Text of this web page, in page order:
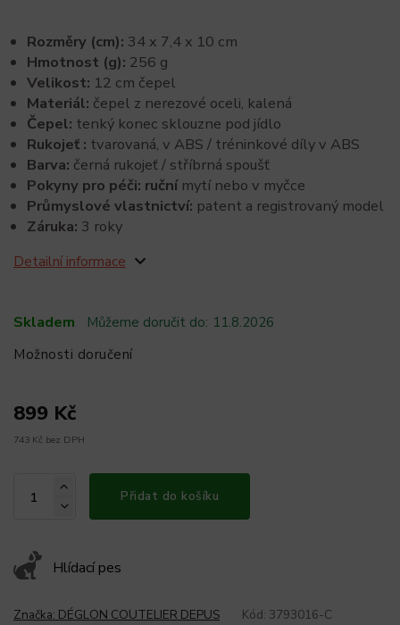
Skladem Můžeme doručit do: 11.8.2026
Možnosti doručení
899 Kč
743 Kč bez DPH
Přidat do košíku
Hlídací pes
Rozměry (cm): 34 x 7,4 x 10 cm
Hmotnost (g): 256 g
Velikost: 12 cm čepel
Materiál: čepel z nerezové oceli, kalená
Čepel: tenký konec sklouzne pod jídlo
Rukojeť : tvarovaná, v ABS / tréninkové díly v ABS
Barva: černá rukojeť / stříbrná spoušť
Pokyny pro péči: ruční mytí nebo v myčce
Průmyslové vlastnictví: patent a registrovaný model
Záruka: 3 roky
Detailní informace
Značka: DÉGLON COUTELIER DEPUS Kód: 3793016-C